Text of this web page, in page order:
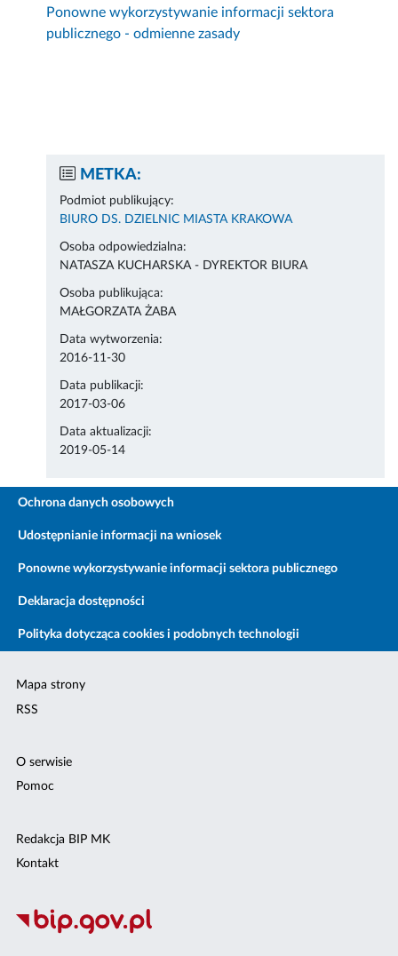
Ponowne wykorzystywanie informacji sektora
publicznego - odmienne zasady
METKA:
Podmiot publikujący:
BIURO DS. DZIELNIC MIASTA KRAKOWA
Osoba odpowiedzialna:
NATASZA KUCHARSKA - DYREKTOR BIURA
Osoba publikująca:
MAŁGORZATA ŻABA
Data wytworzenia:
2016-11-30
Data publikacji:
2017-03-06
Data aktualizacji:
2019-05-14
Ochrona danych osobowych
Udostępnianie informacji na wniosek
Ponowne wykorzystywanie informacji sektora publicznego
Deklaracja dostępności
Polityka dotycząca cookies i podobnych technologii
Mapa strony
RSS
O serwisie
Pomoc
Redakcja BIP MK
Kontakt